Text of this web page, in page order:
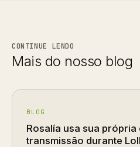
CONTINUE LENDO
Mais do nosso blog
BLOG
Rosalía usa sua própria
transmissão durante